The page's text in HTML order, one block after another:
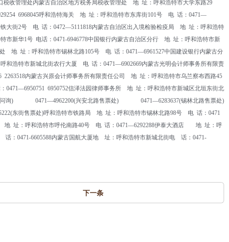
管理处内蒙古自治区地方税务局税收管理处 地 址：呼和浩特市大学东路29
6968045呼和浩特海关 地 址：呼和浩特市东库街101号 电 话：0471—
大街2号 电 话：0472—5111818内蒙古自治区出入境检验检疫局 地 址：呼和浩特
市新华1号 电话：0471-6946778中国银行内蒙古自治区分行 地 址：呼和浩特市新
址：呼和浩特市锡林北路105号 电 话：0471—6961527中国建设银行内蒙古分
浩特市新城北街农行大厦 电 话：0471—6902669内蒙古光明会计师事务所有限责
内蒙古兴原会计师事务所有限责任公司 地 址：呼和浩特市乌兰察布西路45
6950752信泽法园律师事务所 地 址：呼和浩特市新城区北垣东街北
班问询) 0471—4962200(兴安北路售票处) 0471—6283637(锡林北路售票处)
街售票处)呼和浩特市铁路局 地 址：呼和浩特市锡林北路98号 电 话：0471
地 址：呼和浩特市呼伦南路40号 电 话：0471—6292288伊泰大酒店 地 址：呼
0471-6605588内蒙古国航大厦地 址：呼和浩特市新城北街电 话：0471-
下一条